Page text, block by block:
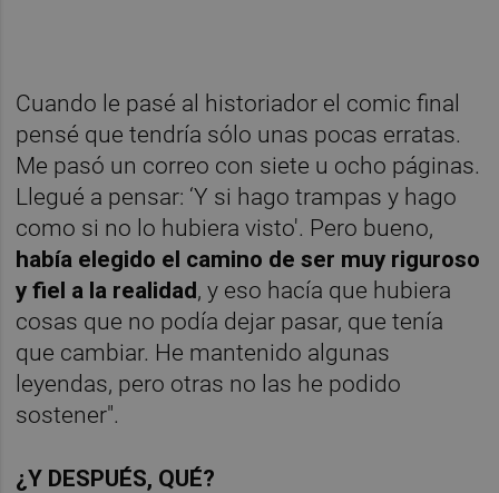
Cuando le pasé al historiador el comic final
pensé que tendría sólo unas pocas erratas.
Me pasó un correo con siete u ocho páginas.
Llegué a pensar: ‘Y si hago trampas y hago
como si no lo hubiera visto'. Pero bueno,
había elegido el camino de ser muy riguroso
y fiel a la realidad, y eso hacía que hubiera
cosas que no podía dejar pasar, que tenía
que cambiar. He mantenido algunas
leyendas, pero otras no las he podido
sostener".
¿Y DESPUÉS, QUÉ?